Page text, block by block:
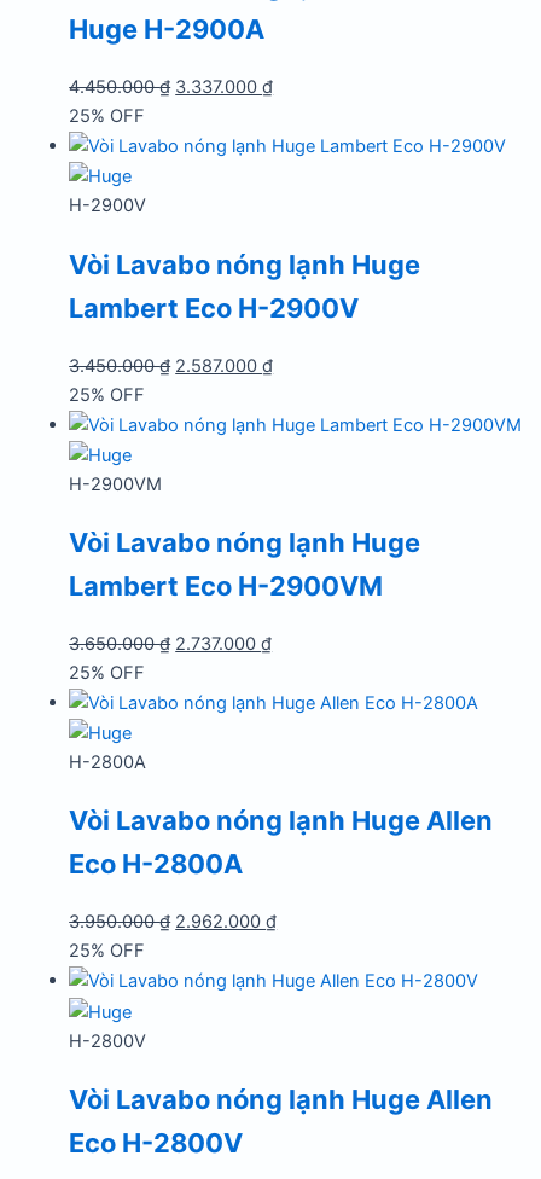
Huge H-2900A
4.450.000₫ Giá
là:
3.337.000₫Giá
tại
25% OFF
H-2900V
Vòi Lavabo nóng lạnh Huge
Lambert Eco H-2900V
3.450.000₫ Giá
là:
2.587.000₫Giá
tại
25% OFF
H-2900VM
Vòi Lavabo nóng lạnh Huge
Lambert Eco H-2900VM
3.650.000₫ Giá
là:
2.737.000₫Giá
tại
25% OFF
H-2800A
Vòi Lavabo nóng lạnh Huge Allen
Eco H-2800A
3.950.000₫ Giá
là:
2.962.000₫Giá
tại
25% OFF
H-2800V
Vòi Lavabo nóng lạnh Huge Allen
Eco H-2800V